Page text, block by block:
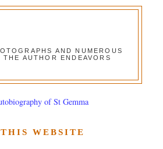
AND NUMEROUS
AUTHOR ENDEAVORS
of St Gemma
WEBSITE